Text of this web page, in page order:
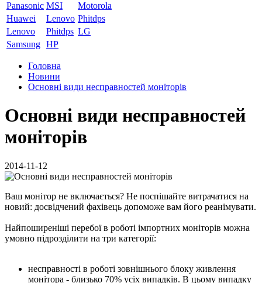
Panasonic MSI
Motorola
Huawei
Lenovo Phitdps
Lenovo
Phitdps LG
Samsung HP
Головна
Новини
Основні види несправностей моніторів
Основні види несправностей
моніторів
2014-11-12
Ваш монітор не включається? Не поспішайте витрачатися на
новий: досвідчений фахівець допоможе вам його реанімувати.
Найпоширеніші перебої в роботі імпортних моніторів можна
умовно підрозділити на три категорії:
несправності в роботі зовнішнього блоку живлення
монітора - близько 70% усіх випадків. В цьому випадку